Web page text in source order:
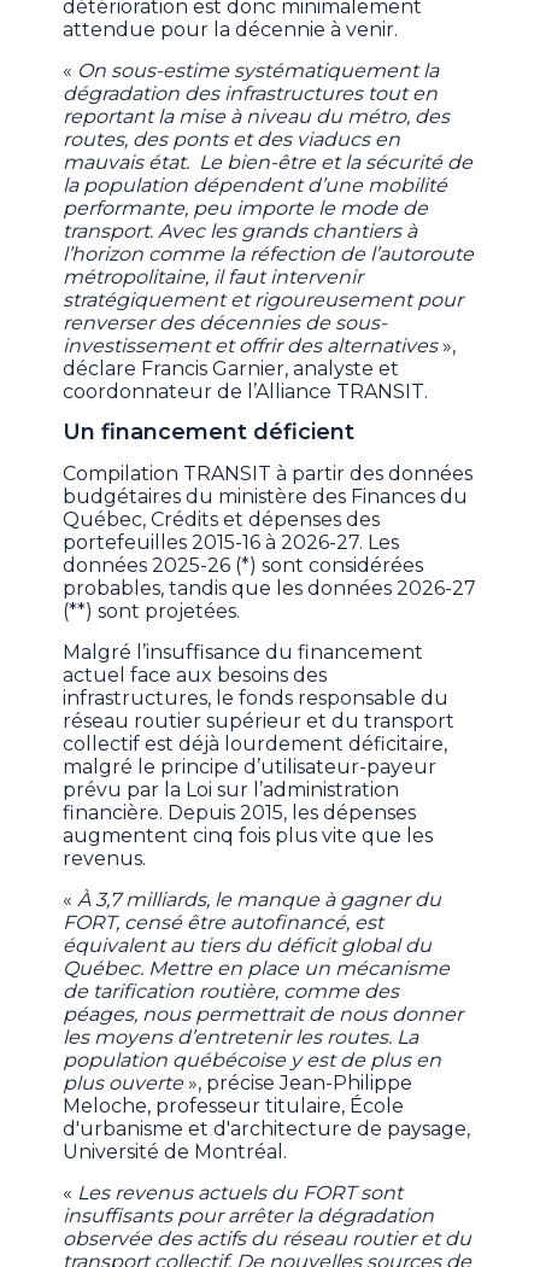
détérioration est donc minimalement
attendue pour la décennie à venir.
« On sous-estime systématiquement la
dégradation des infrastructures tout en
reportant la mise à niveau du métro, des
routes, des ponts et des viaducs en
mauvais état. Le bien-être et la sécurité de
la population dépendent d’une mobilité
performante, peu importe le mode de
transport. Avec les grands chantiers à
l’horizon comme la réfection de l’autoroute
métropolitaine, il faut intervenir
stratégiquement et rigoureusement pour
renverser des décennies de sous-
investissement et offrir des alternatives»,
déclare Francis Garnier, analyste et
coordonnateur de l’Alliance TRANSIT.
Un financement déficient
Compilation TRANSIT à partir des données
budgétaires du ministère des Finances du
Québec, Crédits et dépenses des
portefeuilles 2015-16 à 2026-27. Les
données 2025-26 (*) sont considérées
probables, tandis que les données 2026-27
(**) sont projetées.
Malgré l’insuffisance du financement
actuel face aux besoins des
infrastructures, le fonds responsable du
réseau routier supérieur et du transport
collectif est déjà lourdement déficitaire,
malgré le principe d’utilisateur-payeur
prévu par la Loi sur l’administration
financière. Depuis 2015, les dépenses
augmentent cinq fois plus vite que les
revenus.
«À 3,7 milliards, le manque à gagner du
FORT, censé être autofinancé, est
équivalent au tiers du déficit global du
Québec. Mettre en place un mécanisme
de tarification routière, comme des
péages, nous permettrait de nous donner
les moyens d’entretenir les routes. La
population québécoise y est de plus en
plus ouverte», précise Jean-Philippe
Meloche, professeur titulaire, École
d'urbanisme et d'architecture de paysage,
Université de Montréal.
« Les revenus actuels du FORT sont
insuffisants pour arrêter la dégradation
observée des actifs du réseau routier et du
transport collectif. De nouvelles sources de